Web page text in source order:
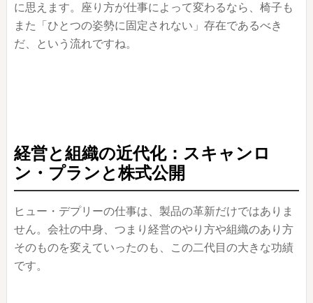
に思えます。座り方が仕事によって変わるなら、椅子も
また「ひとつの姿勢に固定されない」存在であるべき
だ、という流れですね。
経営と組織の近代化：スキャンロ
ン・プランと株式公開
ヒュー・デプリーの仕事は、製品の革新だけではありま
せん。会社の中身、つまり経営のやり方や組織のあり方
そのものを変えていったのも、この二代目の大きな功績
です。